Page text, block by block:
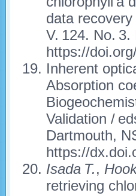
data
V. 124. No. 3.
https://
Inherent
Absorption
Validation /
Dartmouth,
https://
Isada T.,
retrieving